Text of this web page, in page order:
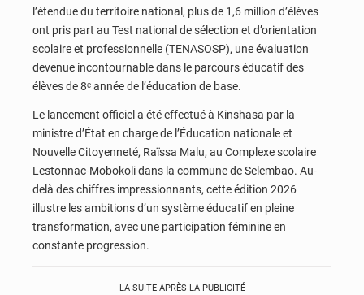
l’étendue du territoire national, plus de 1,6 million d’élèves
ont pris part au Test national de sélection et d’orientation
scolaire et professionnelle (TENASOSP), une évaluation
devenue incontournable dans le parcours éducatif des
élèves de 8ᵉ année de l’éducation de base.
Le lancement officiel a été effectué à Kinshasa par la
ministre d’État en charge de l’Éducation nationale et
Nouvelle Citoyenneté, Raïssa Malu, au Complexe scolaire
Lestonnac-Mobokoli dans la commune de Selembao. Au-
delà des chiffres impressionnants, cette édition 2026
illustre les ambitions d’un système éducatif en pleine
transformation, avec une participation féminine en
constante progression.
LA SUITE APRÈS LA PUBLICITÉ